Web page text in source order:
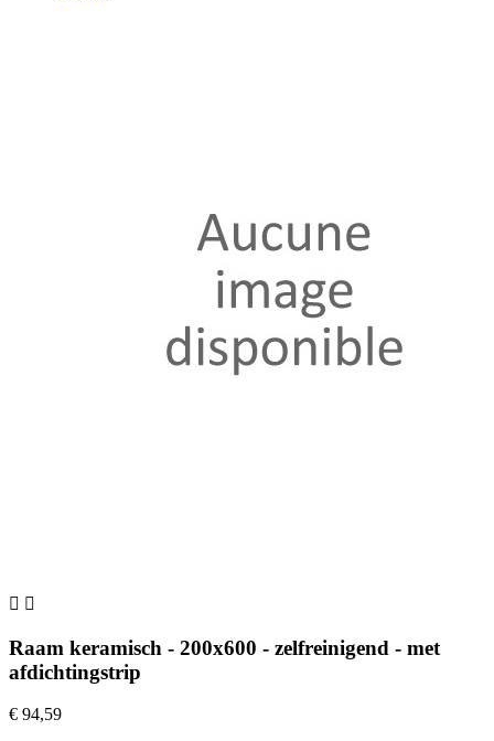
 
Raam keramisch - 200x600 - zelfreinigend - met
afdichtingstrip
€ 94,59